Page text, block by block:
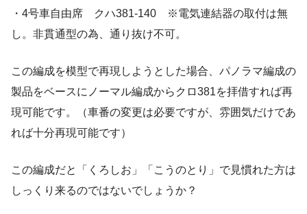
・4号車自由席 クハ381-140 ※電気連結器の取付は無
し。非貫通型の為、通り抜け不可。
この編成を模型で再現しようとした場合、パノラマ編成の
製品をベースにノーマル編成からクロ381を拝借すれば再
現可能です。（車番の変更は必要ですが、雰囲気だけであ
れば十分再現可能です）
この編成だと「くろしお」「こうのとり」で見慣れた方は
しっくり来るのではないでしょうか？